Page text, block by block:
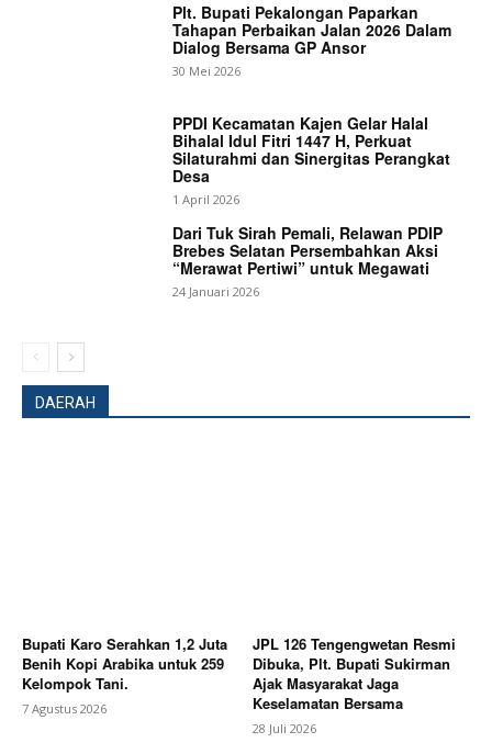
Plt. Bupati Pekalongan Paparkan
Tahapan Perbaikan Jalan 2026 Dalam
Dialog Bersama GP Ansor
30 Mei 2026
PPDI Kecamatan Kajen Gelar Halal
Bihalal Idul Fitri 1447 H, Perkuat
Silaturahmi dan Sinergitas Perangkat
Desa
1 April 2026
Dari Tuk Sirah Pemali, Relawan PDIP
Brebes Selatan Persembahkan Aksi
“Merawat Pertiwi” untuk Megawati
24 Januari 2026
DAERAH
Bupati Karo Serahkan 1,2 Juta
Benih Kopi Arabika untuk 259
Kelompok Tani.
7 Agustus 2026
JPL 126 Tengengwetan Resmi
Dibuka, Plt. Bupati Sukirman
Ajak Masyarakat Jaga
Keselamatan Bersama
28 Juli 2026